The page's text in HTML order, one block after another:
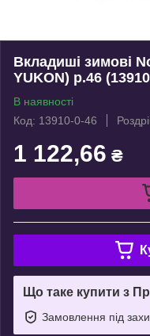
Вкладиші зимові
YUKON) р.46
В наявності
Код: 13910-0-46
1 122,66 ₴
Що таке купити з
Замовлення під